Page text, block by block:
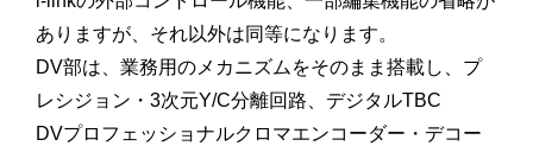
ありますが、それ以外は同等になります。
DV部は、業務用のメカニズムをそのまま搭載し、プ
レシジョン・3次元Y/C分離回路、デジタルTBC
DVプロフェッショナルクロマエンコーダー・デコー